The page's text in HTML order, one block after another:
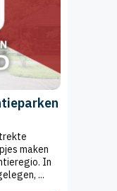
maken
In
...